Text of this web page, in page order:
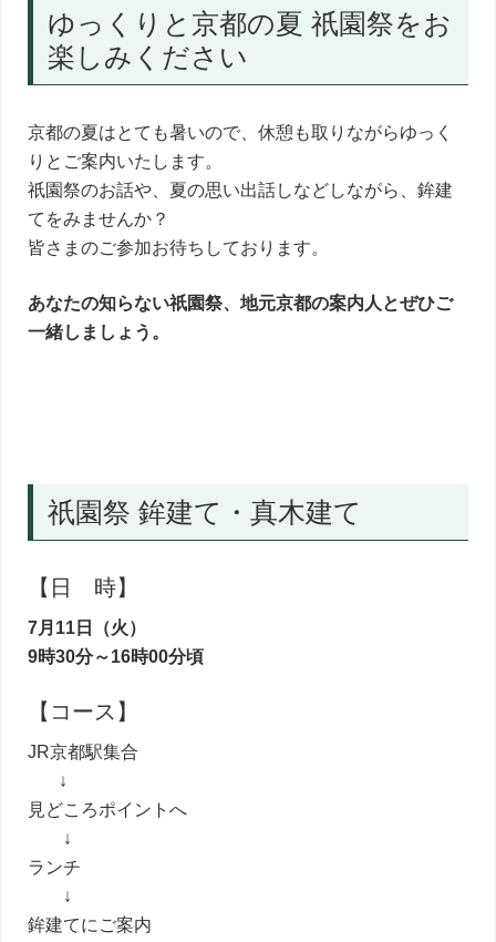
ゆっくりと京都の夏 祇園祭をお
楽しみください
京都の夏はとても暑いので、休憩も取りながらゆっく
りとご案内いたします。
祇園祭のお話や、夏の思い出話しなどしながら、鉾建
てをみませんか？
皆さまのご参加お待ちしております。
あなたの知らない祇園祭、地元京都の案内人とぜひご
一緒しましょう。
祇園祭 鉾建て・真木建て
【日 時】
7月11日（火）
9時30分～16時00分頃
【コース】
JR京都駅集合
↓
見どころポイントへ
↓
ランチ
↓
鉾建てにご案内